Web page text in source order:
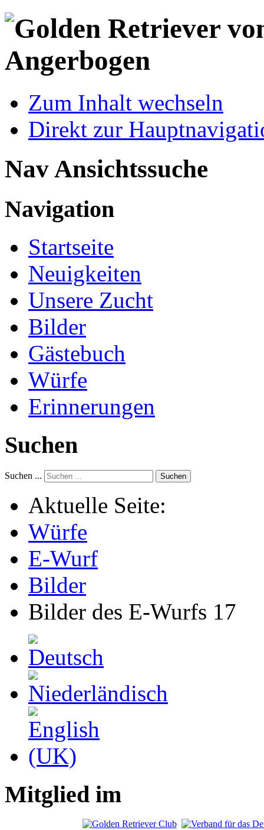
Zum Inhalt wechseln
Direkt zur
Nav Ansichtssuche
Navigation
Startseite
Neuigkeiten
Unsere Zucht
Bilder
Gästebuch
Würfe
Erinnerungen
Suchen
Suchen ... Suchen
Aktuelle Seite:
Würfe
E-Wurf
Bilder
Bilder des E-Wurfs 17
Mitglied im